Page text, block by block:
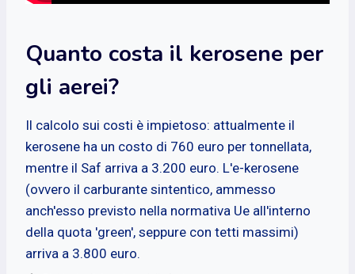
Quanto costa il kerosene per
gli aerei?
Il calcolo sui costi è impietoso: attualmente il
kerosene ha un costo di 760 euro per tonnellata,
mentre il Saf arriva a 3.200 euro. L'e-kerosene
(ovvero il carburante sintentico, ammesso
anch'esso previsto nella normativa Ue all'interno
della quota 'green', seppure con tetti massimi)
arriva a 3.800 euro.